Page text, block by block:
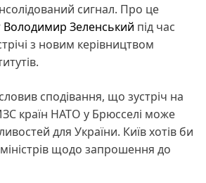
сигнал. Про це
Володимир Зеленський під час
з новим керівництвом
сподівання, що зустріч на
країн НАТО у Брюсселі може
для України. Київ хотів би
щодо запрошення до